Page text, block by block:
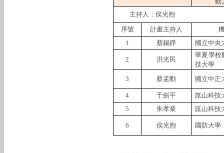
主持人：侯光煦
序號
計畫主持人
1
蔡錫錚 國立中央
2 洪光民
華夏學校
技大學
3
蔡孟勳 國立中正
4 于劍平
崑山科技
5
朱孝業 崑山科技
6 侯光煦 國防大學